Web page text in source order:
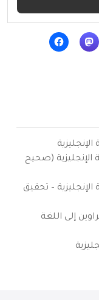
الإنجليزية (صحيح
الإنجليزية – تحقيق
إلى اللغة